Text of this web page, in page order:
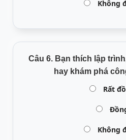
Không
Câu 6. Bạn thích lập
hay khám phá
Rất
Không